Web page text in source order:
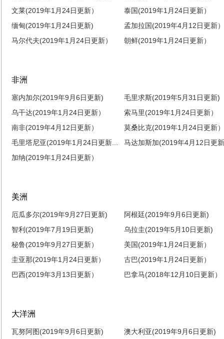
文莱(2019年1月24日更新）
泰国(2019年1月24日更新）
缅甸(2019年1月24日更新)
孟加拉国(2019年4月12日更新）
马尔代夫(2019年1月24日更新）
朝鲜(2019年1月24日更新）
非洲
塞内加尔(2019年9月6日更新)
毛里求斯(2019年5月31日更新)
乌干达(2019年1月24日更新）
索马里(2019年1月24日更新）
南非(2019年4月12日更新）
莫桑比克(2019年1月24日更新）
毛里塔尼亚(2019年1月24日更新...
马达加斯加(2019年4月12日更
加纳(2019年1月24日更新）
美洲
厄瓜多尔(2019年9月27日更新)
阿根廷(2019年9月6日更新)
智利(2019年7月19日更新)
乌拉圭(2019年5月10日更新)
秘鲁(2019年9月27日更新）
美国(2019年1月24日更新）
圭亚那(2019年1月24日更新）
古巴(2019年1月24日更新）
巴西(2019年3月13日更新）
巴拿马(2018年12月10日更新）
大洋洲
瓦努阿图(2019年9月6日更新)
澳大利亚(2019年9月6日更新)